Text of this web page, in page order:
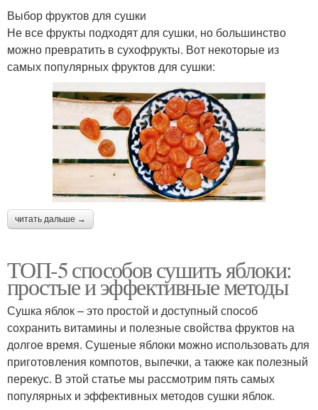
Выбор фруктов для сушки
Не все фрукты подходят для сушки, но большинство
можно превратить в сухофрукты. Вот некоторые из
самых популярных фруктов для сушки:
читать дальше →
ТОП-5 способов сушить яблоки:
простые и эффективные методы
Сушка яблок – это простой и доступный способ
сохранить витамины и полезные свойства фруктов на
долгое время. Сушеные яблоки можно использовать для
приготовления компотов, выпечки, а также как полезный
перекус. В этой статье мы рассмотрим пять самых
популярных и эффективных методов сушки яблок.